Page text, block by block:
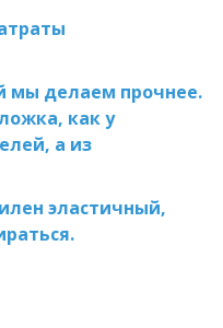
мы делаем прочнее.
как у
а из
эластичный,